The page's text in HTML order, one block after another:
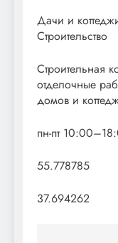
Дачи и
Строительство
Строительная
отделочные
домов и
пн-пт
55.778785
37.694262